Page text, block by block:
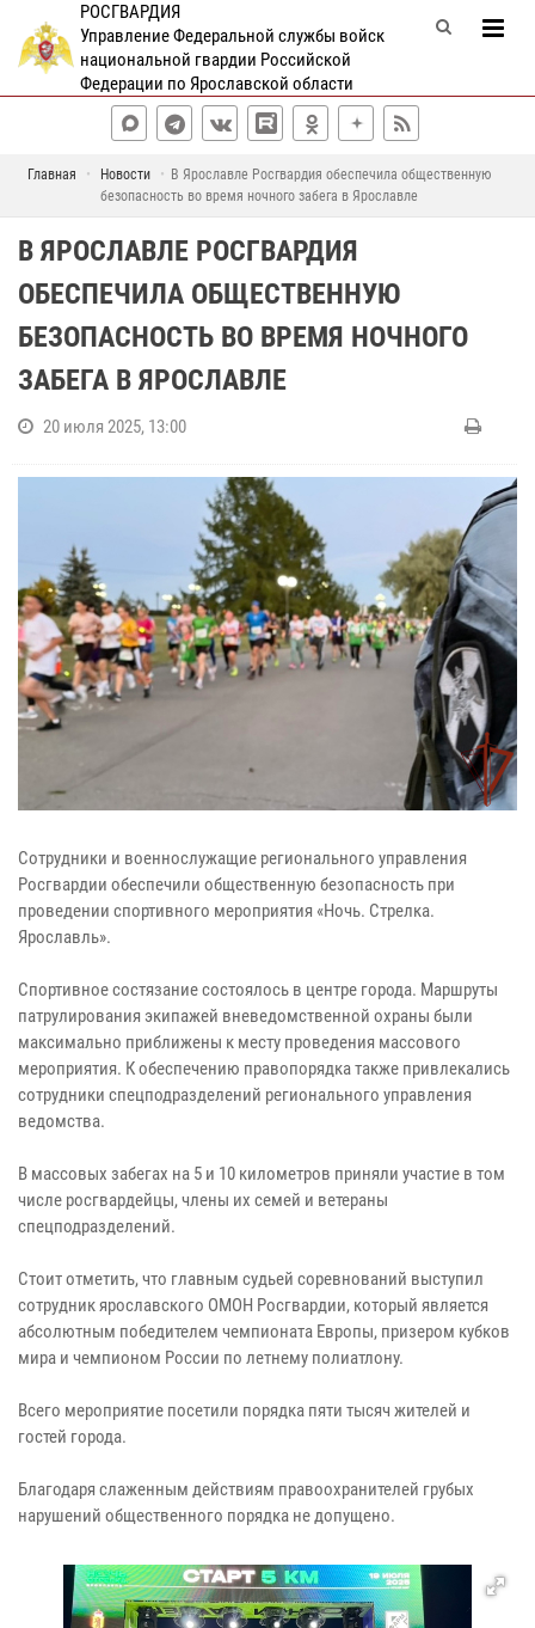
РОСГВАРДИЯ
Управление Федеральной службы войск
национальной гвардии Российской
Федерации по Ярославской области
Главная Новости
В Ярославле Росгвардия обеспечила общественную
безопасность во время ночного забега в Ярославле
В ЯРОСЛАВЛЕ РОСГВАРДИЯ
ОБЕСПЕЧИЛА ОБЩЕСТВЕННУЮ
БЕЗОПАСНОСТЬ ВО ВРЕМЯ НОЧНОГО
ЗАБЕГА В ЯРОСЛАВЛЕ
20 июля 2025, 13:00
Сотрудники и военнослужащие регионального управления
Росгвардии обеспечили общественную безопасность при
проведении спортивного мероприятия «Ночь. Стрелка.
Ярославль».
Спортивное состязание состоялось в центре города. Маршруты
патрулирования экипажей вневедомственной охраны были
максимально приближены к месту проведения массового
мероприятия. К обеспечению правопорядка также привлекались
сотрудники спецподразделений регионального управления
ведомства.
В массовых забегах на 5 и 10 километров приняли участие в том
числе росгвардейцы, члены их семей и ветераны
спецподразделений.
Стоит отметить, что главным судьей соревнований выступил
сотрудник ярославского ОМОН Росгвардии, который является
абсолютным победителем чемпионата Европы, призером кубков
мира и чемпионом России по летнему полиатлону.
Всего мероприятие посетили порядка пяти тысяч жителей и
гостей города.
Благодаря слаженным действиям правоохранителей грубых
нарушений общественного порядка не допущено.